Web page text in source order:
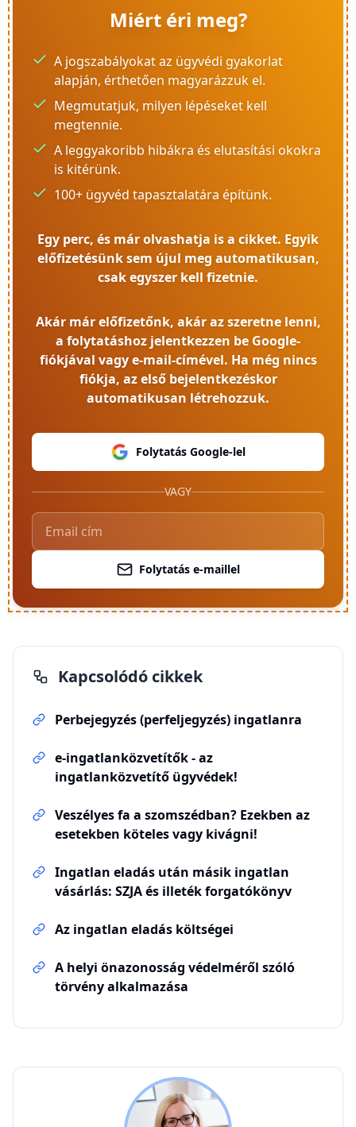
Miért éri meg?
A jogszabályokat az ügyvédi gyakorlat
alapján, érthetően magyarázzuk el.
Megmutatjuk, milyen lépéseket kell
megtennie.
A leggyakoribb hibákra és elutasítási okokra
is kitérünk.
100+ ügyvéd tapasztalatára építünk.
Egy perc, és már olvashatja is a cikket. Egyik
előfizetésünk sem újul meg automatikusan,
csak egyszer kell fizetnie.
Akár már előfizetőnk, akár az szeretne lenni,
a folytatáshoz jelentkezzen be Google-
fiókjával vagy e-mail-címével. Ha még nincs
fiókja, az első bejelentkezéskor
automatikusan létrehozzuk.
Folytatás Google-lel
VAGY
Folytatás e-maillel
Kapcsolódó cikkek
Perbejegyzés (perfeljegyzés) ingatlanra
e-ingatlanközvetítők - az
ingatlanközvetítő ügyvédek!
Veszélyes fa a szomszédban? Ezekben az
esetekben köteles vagy kivágni!
Ingatlan eladás után másik ingatlan
vásárlás: SZJA és illeték forgatókönyv
Az ingatlan eladás költségei
A helyi önazonosság védelméről szóló
törvény alkalmazása